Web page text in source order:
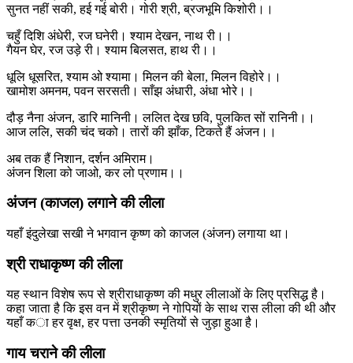
सुनत नहीं सकी, हई गई बोरी। गोरी श्री, ब्रजभूमि किशोरी।।
चहुँ दिशि अंधेरी, रज घनेरी। श्याम देखन, नाथ री।।
गैयन घेर, रज उड़े री। श्याम बिलसत, हाथ री।।
धूलि धूसरित, श्याम ओ श्यामा। मिलन की बेला, मिलन विहोरे।।
खामोश अमनम, पवन सरसती। साँझ अंधारी, अंधा भोरे।।
दौड़ नैना अंजन, डारि मानिनी। ललित देख छवि, पुलकित सों रानिनी।।
आज ललि, सकी चंद चको। तारों की झाँक, टिकते हैं अंजन।।
अब तक हैं निशान, दर्शन अमिराम।
अंजन शिला को जाओ, कर लो प्रणाम।।
अंजन (काजल) लगाने की लीला
यहाँ इंदुलेखा सखी ने भगवान कृष्ण को काजल (अंजन) लगाया था।
श्री राधाकृष्ण की लीला
यह स्थान विशेष रूप से श्रीराधाकृष्ण की मधुर लीलाओं के लिए प्रसिद्ध है।
कहा जाता है कि इस वन में श्रीकृष्ण ने गोपियों के साथ रास लीला की थी और
यहाँ का हर वृक्ष, हर पत्ता उनकी स्मृतियों से जुड़ा हुआ है।
गाय चराने की लीला